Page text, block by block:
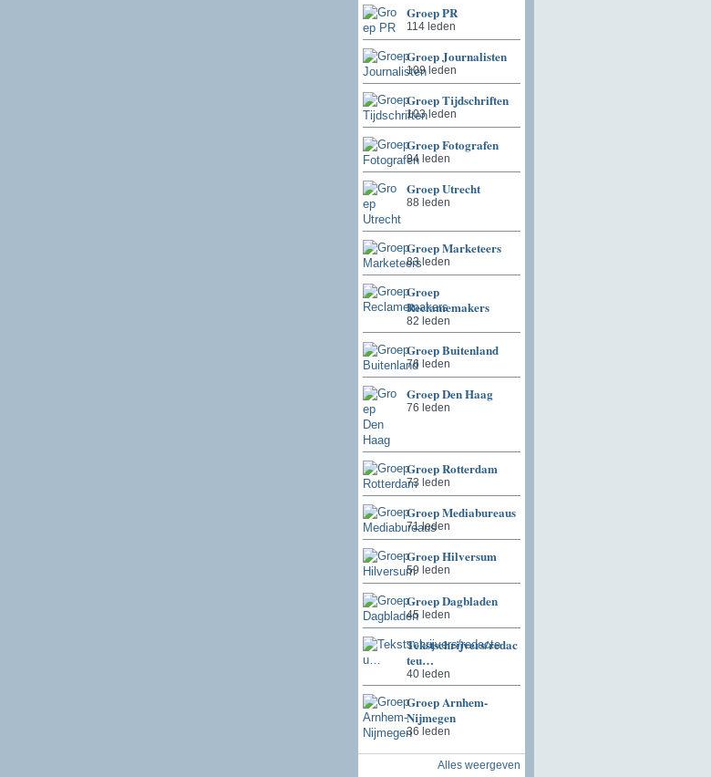
Groep PR
114 leden
Groep Journalisten
109 leden
Groep Tijdschriften
103 leden
Groep Fotografen
94 leden
Groep Utrecht
88 leden
Groep Marketeers
83 leden
Groep
Reclamemakers
82 leden
Groep Buitenland
76 leden
Groep Den Haag
76 leden
Groep Rotterdam
73 leden
Groep Mediabureaus
71 leden
Groep Hilversum
59 leden
Groep Dagbladen
45 leden
Tekstschrijvers/redac
teu…
40 leden
Groep Arnhem-
Nijmegen
36 leden
Alles weergeven